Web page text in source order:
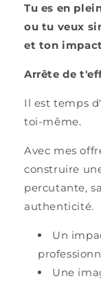
Tu es en
ou tu veux
et ton
Arrête de
Il est temps
toi-même.
Avec mes
construire
percutante,
authenticité.
Un
Une